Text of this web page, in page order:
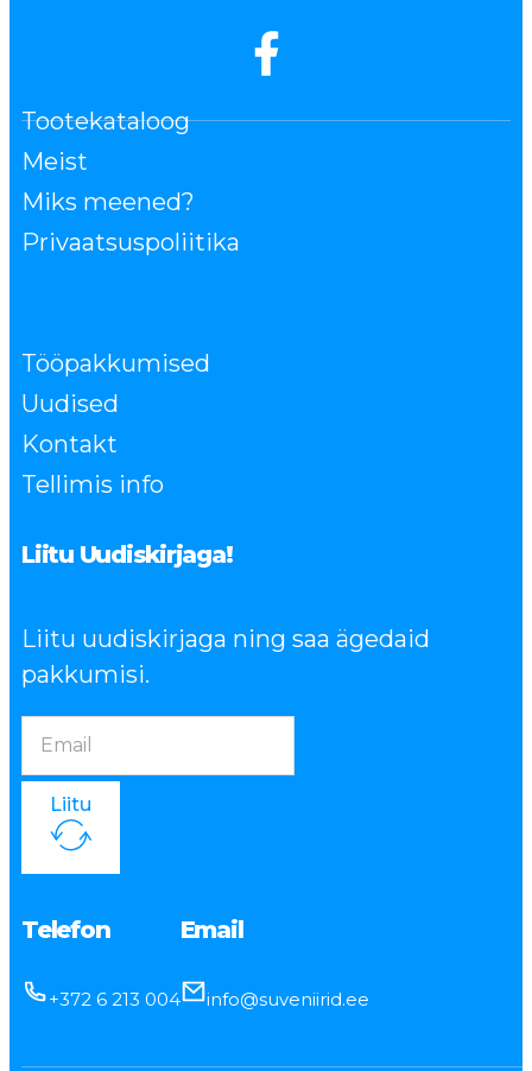
Tootekataloog
Meist
Miks meened?
Privaatsuspoliitika
Tööpakkumised
Uudised
Kontakt
Tellimis info
Liitu Uudiskirjaga!
Liitu uudiskirjaga ning saa ägedaid
pakkumisi.
Liitu
Telefon
+372 6 213 004
Email
info@suveniirid.ee